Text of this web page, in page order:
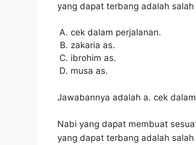
yang dapat terbang adalah
cek dalam perjalanan.
zakaria as.
ibrohim as.
musa as.
Jawabannya adalah a. cek
Nabi yang dapat membuat
yang dapat terbang adalah